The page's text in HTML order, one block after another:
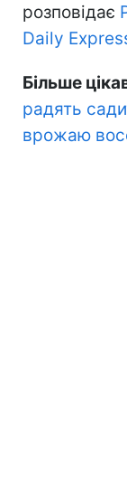
розповідає
Daily
Більше
радять
врожаю